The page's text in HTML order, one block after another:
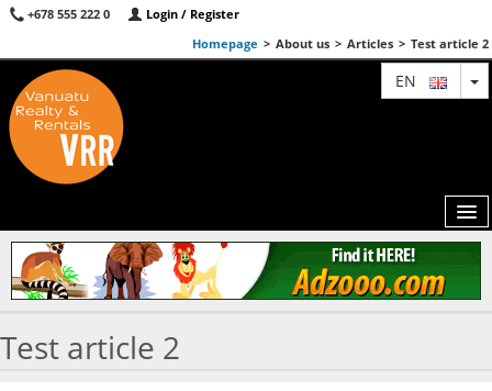
+678 555 222 0
Login / Register
Homepage > About us > Articles > Test article 2
EN
MAP
Test article 2